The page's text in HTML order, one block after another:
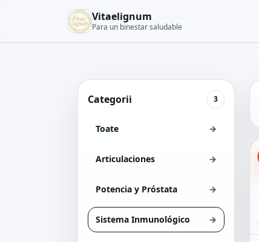
Vitaelignum
Para un binestar saludable
Categorii 3
Toate →
Articulaciones →
Potencia y Próstata →
Sistema Inmunológico →